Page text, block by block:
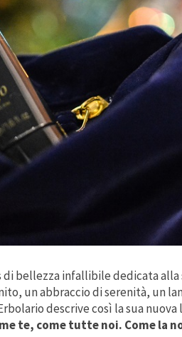
di bellezza infallibile dedicata
un abbraccio di serenità, un
descrive così la sua nuova
te, come tutte noi. Come la